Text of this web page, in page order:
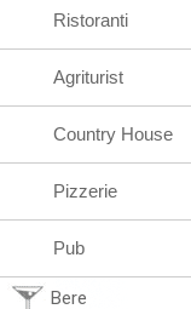
Ristoranti
Agriturist
Country House
Pizzerie
Pub
Bere